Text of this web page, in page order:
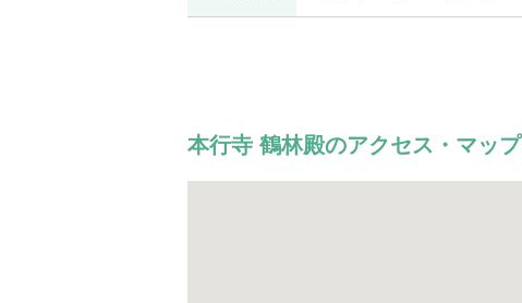
本行寺 鶴林殿のアクセス・マップ